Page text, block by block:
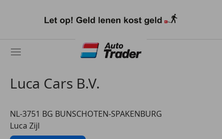
naar
Luca Cars B.V.
NL-3751 BG BUNSCHOTEN-SPAKENBURG
Luca Zijl